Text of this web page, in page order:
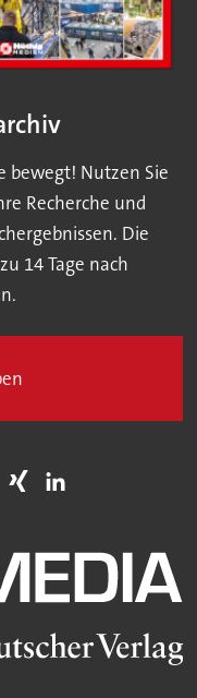
bewegt! Nutzen Sie
Recherche und
Die
14 Tage nach